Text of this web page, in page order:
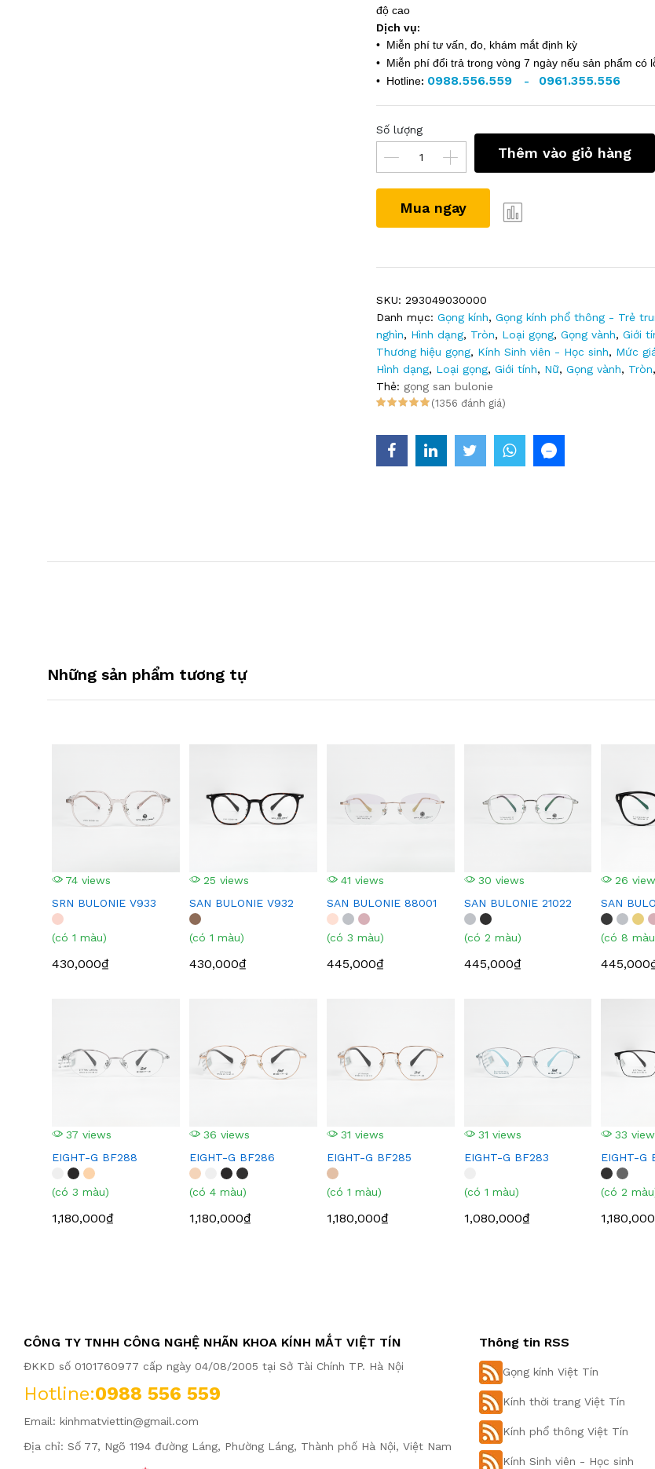
độ cao
Dịch vụ:
• Miễn phí tư vấn, đo, khám mắt định kỳ
• Miễn phí đổi trả trong vòng 7 ngày nếu sản phẩm có
• Hotline: 0988.556.559 - 0961.355.556
Số lượng
Thêm vào giỏ hàng
Mua ngay
SKU: 293049030000
Danh mục: Gọng kính, Gọng kính phổ thông - Trẻ
nghìn, Hình dạng, Tròn, Loại gọng, Gọng vành, Giới
Thương hiệu gọng, Kính Sinh viên - Học sinh, Mức
Hình dạng, Loại gọng, Giới tính, Nữ, Gọng vành, Tròn,
Thẻ: gọng san bulonie
(1356 đánh giá)
Những sản phẩm tương tự
74 views
SRN BULONIE V933
(có 1 màu)
430,000₫
25 views
SAN BULONIE V932
(có 1 màu)
430,000₫
41 views
SAN BULONIE 88001
(có 3 màu)
445,000₫
30 views
SAN BULONIE 21022
(có 2 màu)
445,000₫
26
SAN
(có 8
37 views
EIGHT-G BF288
(có 3 màu)
1,180,000₫
36 views
EIGHT-G BF286
(có 4 màu)
1,180,000₫
31 views
EIGHT-G BF285
(có 1 màu)
1,180,000₫
31 views
EIGHT-G BF283
(có 1 màu)
1,080,000₫
33
EIGHT-G
(có 2
CÔNG TY TNHH CÔNG NGHỆ NHÃN KHOA KÍNH MẮT VIỆT TÍN
ĐKKD số 0101760977 cấp ngày 04/08/2005 tại Sở Tài Chính TP. Hà Nội
Hotline:0988 556 559
Email: kinhmatviettin@gmail.com
Địa chỉ: Số 77, Ngõ 1194 đường Láng, Phường Láng, Thành phố Hà Nội, Việt Nam
Thông tin RSS
Gọng kính Việt Tín
Kính thời trang Việt Tín
Kính phổ thông Việt Tín
Kính Sinh viên - Học sinh